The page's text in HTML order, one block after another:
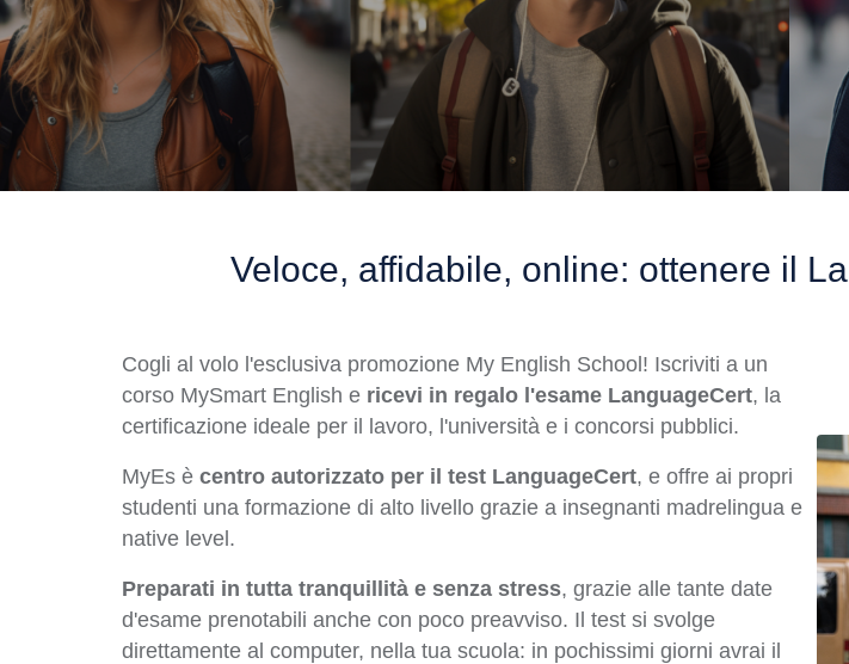
Veloce, affidabile, online: ottenere il
Cogli al volo l'esclusiva promozione My English School! Iscriviti a un
corso MySmart English e ricevi in regalo l'esame LanguageCert, la
certificazione ideale per il lavoro, l'università e i concorsi pubblici.
MyEs è centro autorizzato per il test LanguageCert, e offre ai propri
studenti una formazione di alto livello grazie a insegnanti madrelingua e
native level.
Preparati in tutta tranquillità e senza stress, grazie alle tante date
d'esame prenotabili anche con poco preavviso. Il test si svolge
direttamente al computer, nella tua scuola: in pochissimi giorni avrai il